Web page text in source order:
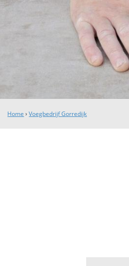
Home ›Voegbedrijf Gorredijk